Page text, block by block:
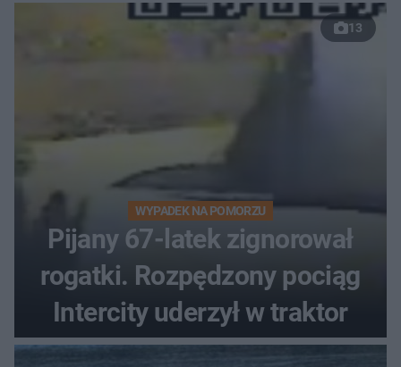
13
WYPADEK NA POMORZU
Pijany 67-latek zignorował
rogatki. Rozpędzony pociąg
Intercity uderzył w traktor